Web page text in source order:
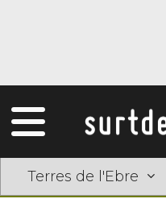
Terres de l'Ebre